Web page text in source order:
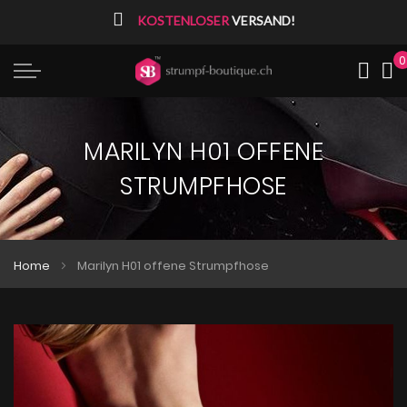
KOSTENLOSERVERSAND!
0
MARILYN H01 OFFENE
STRUMPFHOSE
Home Marilyn H01 offene Strumpfhose
Zum
Ende
Bildgalerie
Zum
Anfang
Bildgalerie